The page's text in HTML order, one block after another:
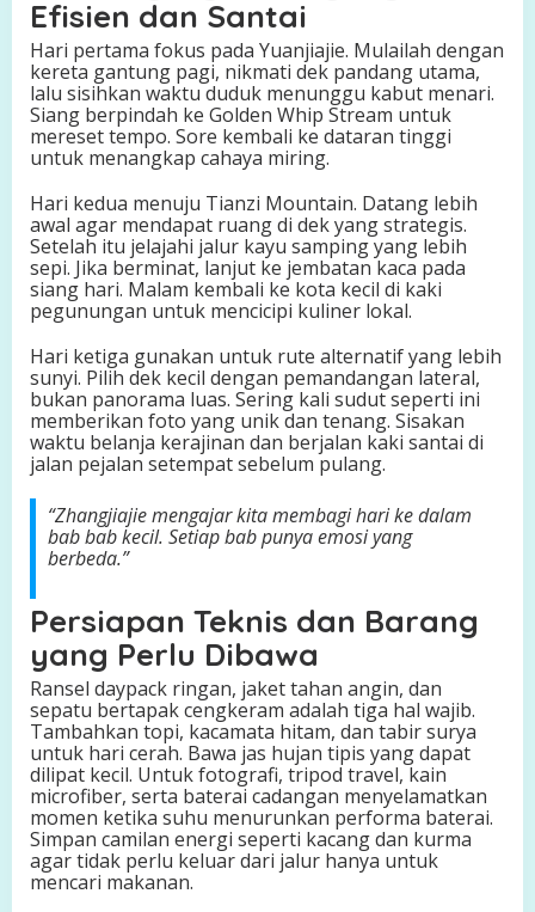
Efisien dan Santai
Hari pertama fokus pada Yuanjiajie. Mulailah dengan
kereta gantung pagi, nikmati dek pandang utama,
lalu sisihkan waktu duduk menunggu kabut menari.
Siang berpindah ke Golden Whip Stream untuk
mereset tempo. Sore kembali ke dataran tinggi
untuk menangkap cahaya miring.
Hari kedua menuju Tianzi Mountain. Datang lebih
awal agar mendapat ruang di dek yang strategis.
Setelah itu jelajahi jalur kayu samping yang lebih
sepi. Jika berminat, lanjut ke jembatan kaca pada
siang hari. Malam kembali ke kota kecil di kaki
pegunungan untuk mencicipi kuliner lokal.
Hari ketiga gunakan untuk rute alternatif yang lebih
sunyi. Pilih dek kecil dengan pemandangan lateral,
bukan panorama luas. Sering kali sudut seperti ini
memberikan foto yang unik dan tenang. Sisakan
waktu belanja kerajinan dan berjalan kaki santai di
jalan pejalan setempat sebelum pulang.
“Zhangjiajie mengajar kita membagi hari ke dalam
bab bab kecil. Setiap bab punya emosi yang
berbeda.”
Persiapan Teknis dan Barang
yang Perlu Dibawa
Ransel daypack ringan, jaket tahan angin, dan
sepatu bertapak cengkeram adalah tiga hal wajib.
Tambahkan topi, kacamata hitam, dan tabir surya
untuk hari cerah. Bawa jas hujan tipis yang dapat
dilipat kecil. Untuk fotografi, tripod travel, kain
microfiber, serta baterai cadangan menyelamatkan
momen ketika suhu menurunkan performa baterai.
Simpan camilan energi seperti kacang dan kurma
agar tidak perlu keluar dari jalur hanya untuk
mencari makanan.